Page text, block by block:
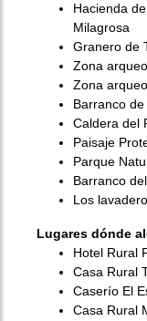
Hacienda
Milagrosa
Granero de
Zona
Zona
Barranco
Caldera del
Paisaje
Parque
Barranco
Los
Lugares dónde
Hotel Rural
Casa Rural
Caserío El
Casa Rural